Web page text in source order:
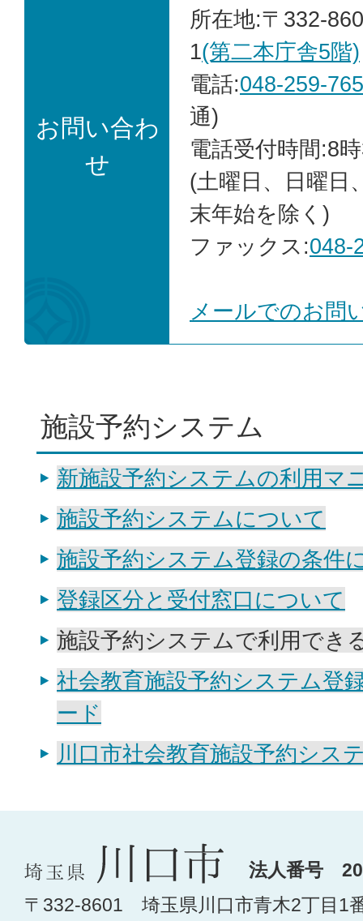
お問い合わ
せ
所在地:〒332-
1(第二本庁舎5階)
電話:048-259-
通)
電話受付時間:8
(土曜日、日曜日
末年始を除く)
ファックス:048-
メールでのお問
施設予約システム
新施設予約システムの利用マ
施設予約システムについて
施設予約システム登録の条件
登録区分と受付窓口について
施設予約システムで利用でき
社会教育施設予約システム登
ード
川口市社会教育施設予約シス
法人番号
〒332-8601 埼玉県川口市青木2丁目1